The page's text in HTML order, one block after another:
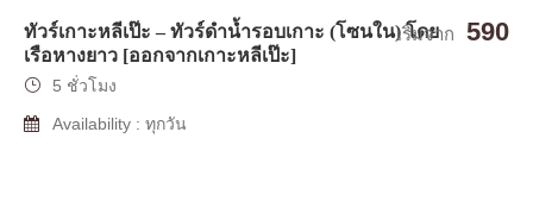
ทัวร์เกาะหลีเป๊ะ – ทัวร์ดำน้ำรอบเกาะ (โซนใน) โดย
เรือหางยาว [ออกจากเกาะหลีเป๊ะ]
เริ่มจาก 590
5 ชั่วโมง
Availability : ทุกวัน